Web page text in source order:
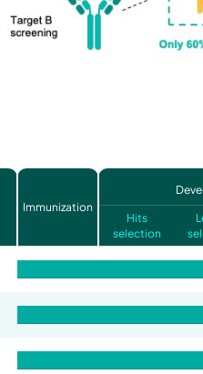
Immunization
Hits
selection